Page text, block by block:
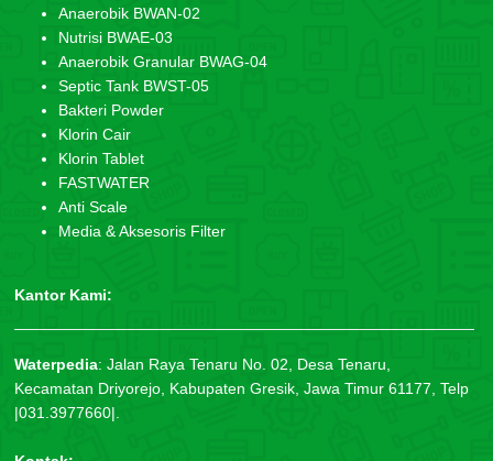
Anaerobik BWAN-02
Nutrisi BWAE-03
Anaerobik Granular BWAG-04
Septic Tank BWST-05
Bakteri Powder
Klorin Cair
Klorin Tablet
FASTWATER
Anti Scale
Media & Aksesoris Filter
Kantor Kami:
Waterpedia: Jalan Raya Tenaru No. 02, Desa Tenaru,
Kecamatan Driyorejo, Kabupaten Gresik, Jawa Timur 61177, Telp
|031.3977660|.